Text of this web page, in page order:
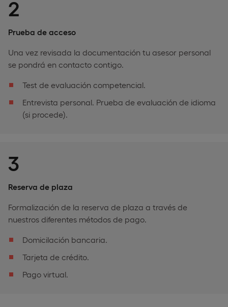
2
Prueba de acceso
Una vez revisada la documentación tu asesor personal
se pondrá en contacto contigo.
Test de evaluación competencial.
Entrevista personal. Prueba de evaluación de idioma
(si procede).
3
Reserva de plaza
Formalización de la reserva de plaza a través de
nuestros diferentes métodos de pago.
Domicilación bancaria.
Tarjeta de crédito.
Pago virtual.